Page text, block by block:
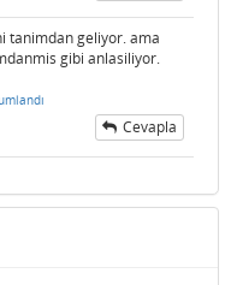
tanimdan geliyor. ama
gibi anlasiliyor.
Cevapla